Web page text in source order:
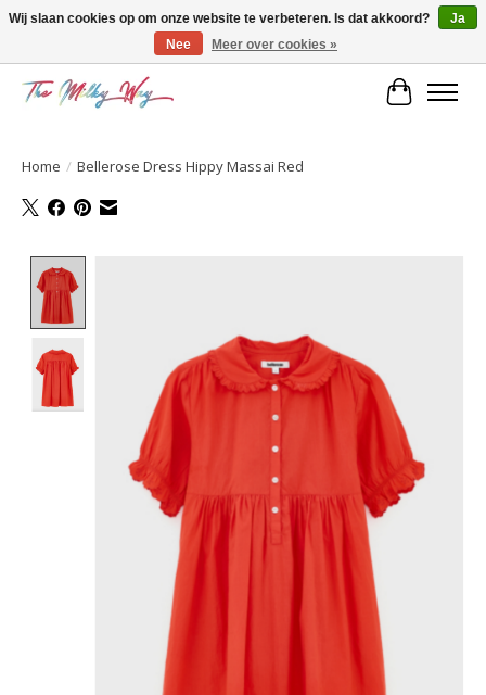
Home / Bellerose Dress Hippy Massai Red
Wij slaan cookies op om onze website te verbeteren. Is dat akkoord?
Ja
Nee
Meer over cookies »